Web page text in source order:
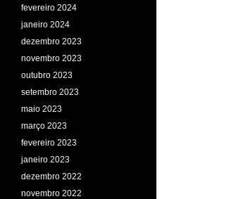
fevereiro 2024
janeiro 2024
dezembro 2023
novembro 2023
outubro 2023
setembro 2023
maio 2023
março 2023
fevereiro 2023
janeiro 2023
dezembro 2022
novembro 2022